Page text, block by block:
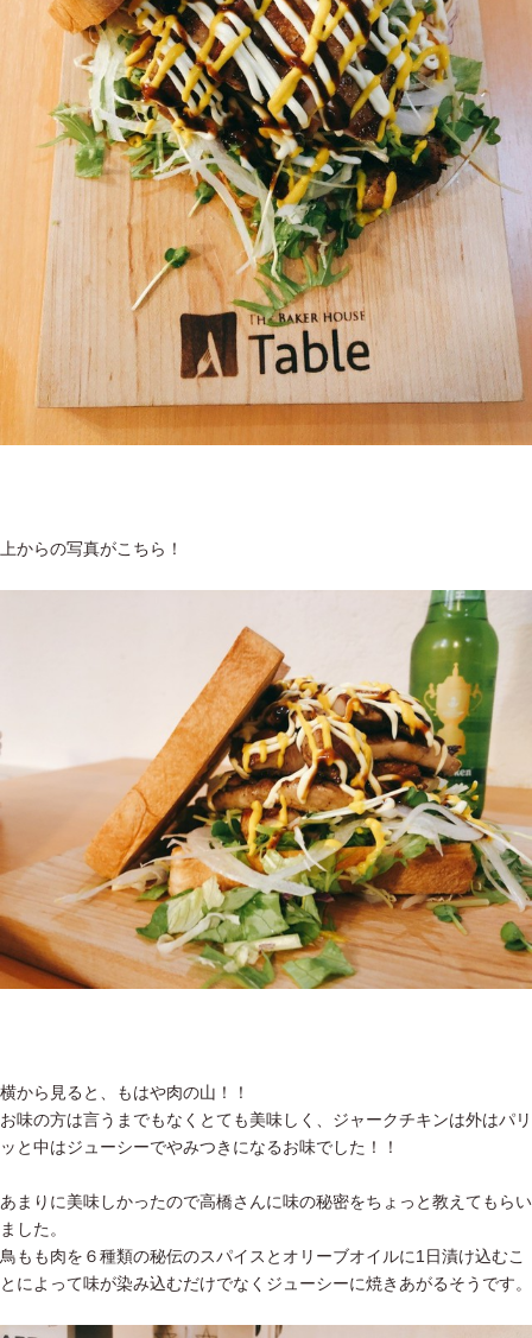
上からの写真がこちら！
横から見ると、もはや肉の山！！
お味の方は言うまでもなくとても美味しく、ジャークチキンは外はパリ
ッと中はジューシーでやみつきになるお味でした！！
あまりに美味しかったので高橋さんに味の秘密をちょっと教えてもらい
ました。
鳥もも肉を６種類の秘伝のスパイスとオリーブオイルに1日漬け込むこ
とによって味が染み込むだけでなくジューシーに焼きあがるそうです。